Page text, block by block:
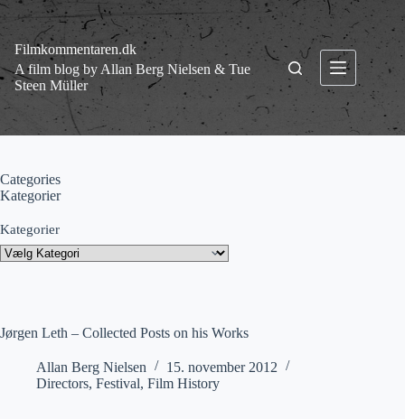
Fortsæt
indhold
Filmkommentaren.dk
A film blog by Allan Berg Nielsen & Tue
Steen Müller
Jørgen Leth – Collected Posts on his Works
Allan Berg Nielsen
15. november 2012
Directors, Festival, Film History
Categories
Kategorier
Kategorier